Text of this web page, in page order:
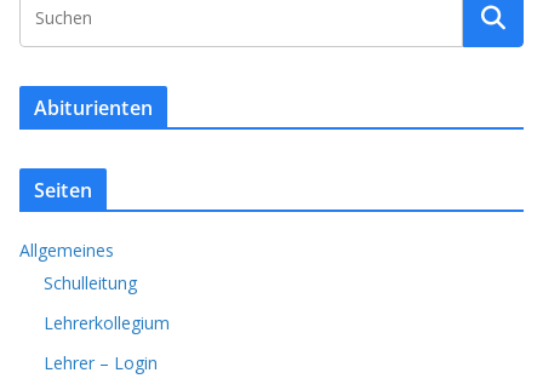
Abiturienten
Seiten
Allgemeines
Schulleitung
Lehrerkollegium
Lehrer – Login